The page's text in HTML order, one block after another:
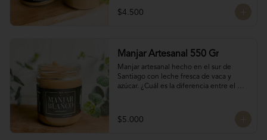
$4.500
Manjar Artesanal 550 Gr
Manjar artesanal hecho en el sur de
Santiago con leche fresca de vaca y
azúcar. ¿Cuál es la diferencia entre el
El manjar tradicional, al tener mayor
tiempo de cocción tiene un sabor más
$5.000